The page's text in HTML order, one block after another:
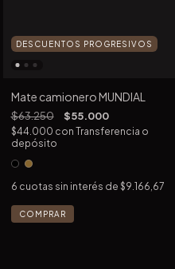
DESCUENTOS PROGRESIVOS
Mate camionero MUNDIAL
$63.250 $55.000
$44.000 con Transferencia o
depósito
6 cuotas sin interés de $9.166,67
COMPRAR